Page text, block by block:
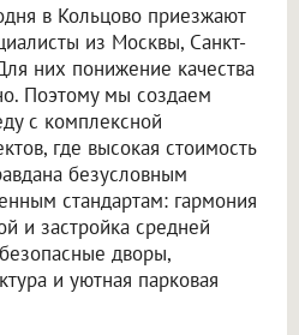
в Кольцово приезжают
из Москвы, Санкт-
них понижение качества
Поэтому мы создаем
с комплексной
где высокая стоимость
безусловным
стандартам: гармония
и застройка средней
дворы,
и уютная парковая